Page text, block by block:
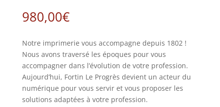
980,00€
Notre imprimerie vous accompagne depuis 1802 !
Nous avons traversé les époques pour vous
accompagner dans l’évolution de votre profession.
Aujourd’hui, Fortin Le Progrès devient un acteur du
numérique pour vous servir et vous proposer les
solutions adaptées à votre profession.